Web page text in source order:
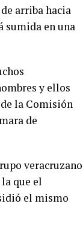
arriba hacia
sumida en una
y ellos
la Comisión
de
veracruzano
que el
el mismo